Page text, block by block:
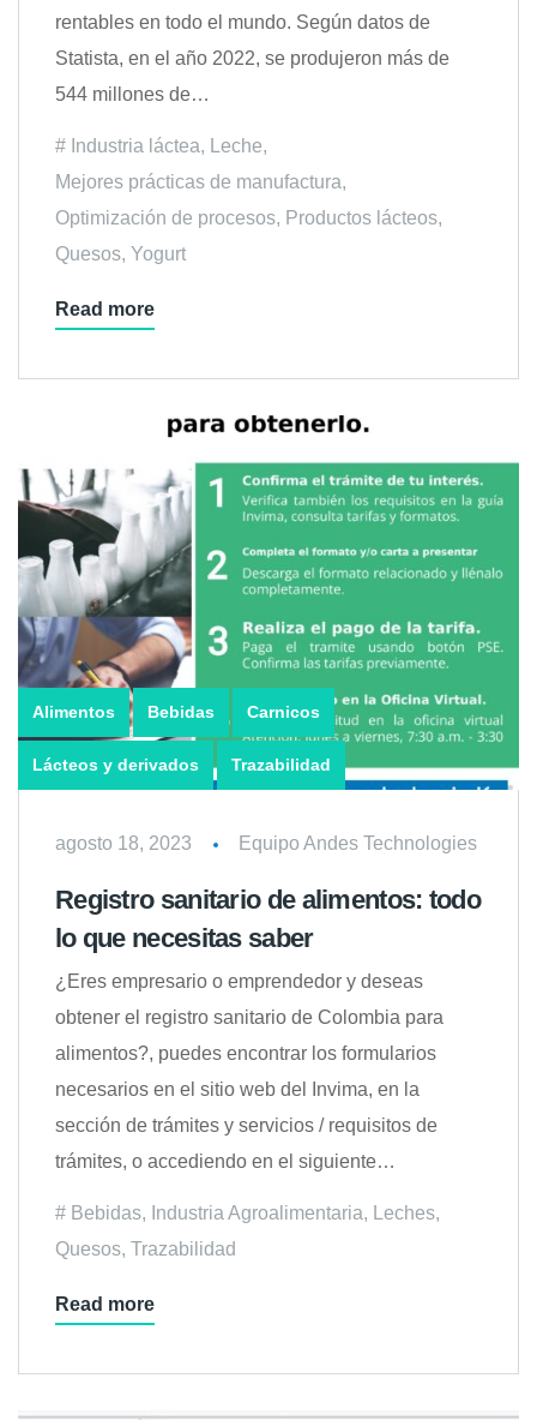
rentables en todo el mundo. Según datos de
Statista, en el año 2022, se produjeron más de
544 millones de…
Industria láctea, Leche,
Mejores prácticas de manufactura,
Optimización de procesos, Productos lácteos,
Quesos, Yogurt
Read more
Alimentos Bebidas Carnicos
Lácteos y derivados Trazabilidad
agosto 18, 2023 Equipo Andes Technologies
Registro sanitario de alimentos: todo
lo que necesitas saber
¿Eres empresario o emprendedor y deseas
obtener el registro sanitario de Colombia para
alimentos?, puedes encontrar los formularios
necesarios en el sitio web del Invima, en la
sección de trámites y servicios / requisitos de
trámites, o accediendo en el siguiente…
Bebidas, Industria Agroalimentaria, Leches,
Quesos, Trazabilidad
Read more